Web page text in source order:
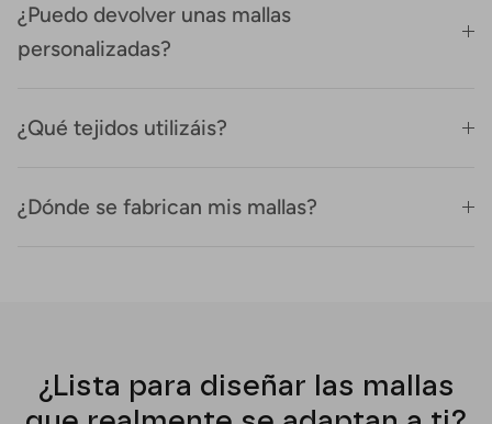
¿Puedo devolver unas mallas
personalizadas?
¿Qué tejidos utilizáis?
¿Dónde se fabrican mis mallas?
¿Lista para diseñar las mallas